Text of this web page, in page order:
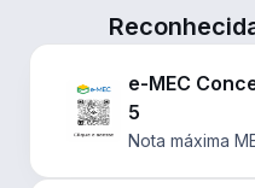
e-MEC
5
Nota máxima